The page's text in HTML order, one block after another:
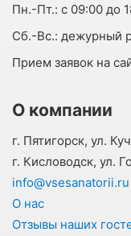
Пн.-Пт.: с 09:00 до
Cб.-Вс.: дежурный
Прием заявок на
О компании
г. Пятигорск, ул.
г. Кисловодск, ул.
info@vsesanatorii.ru
О нас
Отзывы наших